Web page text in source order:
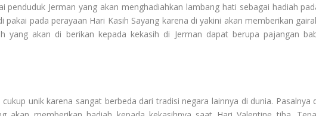
penduduk Jerman yang akan menghadiahkan lambang hati sebagai hadiah
pakai pada perayaan Hari Kasih Sayang karena di yakini akan memberikan
yang akan di berikan kepada kekasih di Jerman dapat berupa pajangan
cukup unik karena sangat berbeda dari tradisi negara lainnya di dunia. Pasalnya